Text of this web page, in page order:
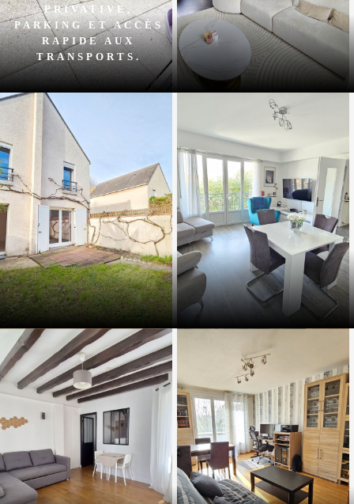
PRIVATIVE,
PARKING ET ACCÈS
RAPIDE AUX
TRANSPORTS.